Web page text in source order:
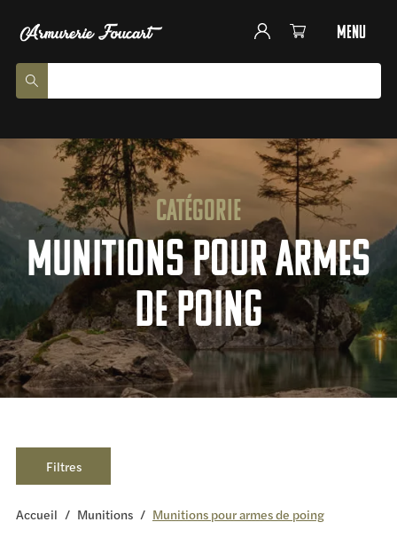
menu
Catégorie
Munitions pour armes
de poing
Filtres
Accueil / Munitions / Munitions pour armes de poing